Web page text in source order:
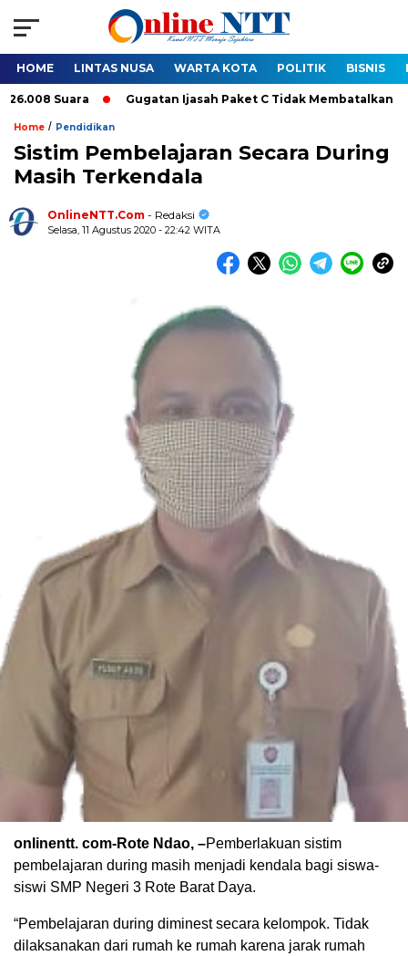
HOME LINTAS NUSA WARTA KOTA POLITIK BISNIS
Suara Gugatan Ijasah Paket C Tidak Membatalkan
Home / Pendidikan
Sistim Pembelajaran Secara During
Masih Terkendala
OnlineNTT.Com - Redaksi
Selasa, 11 Agustus 2020 - 22:42 WITA
onlinentt. com-Rote Ndao, –Pemberlakuan sistim
pembelajaran during masih menjadi kendala bagi siswa-
siswi SMP Negeri 3 Rote Barat Daya.
“Pembelajaran during diminest secara kelompok. Tidak
dilaksanakan dari rumah ke rumah karena jarak rumah